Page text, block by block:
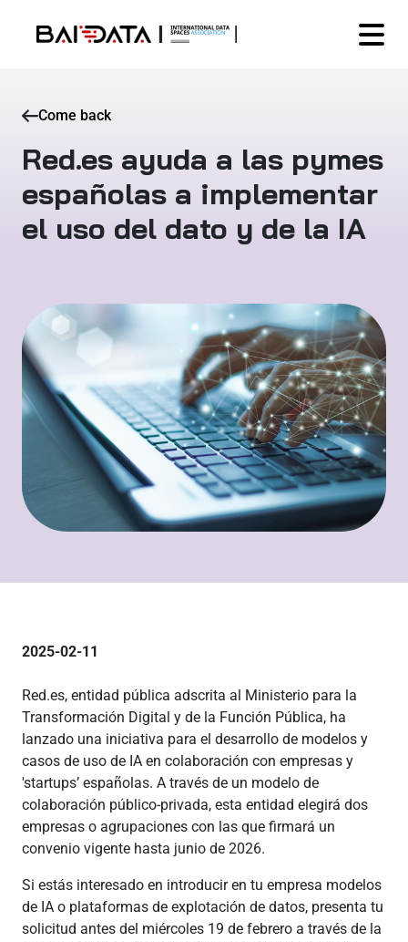
Come back
Red.es ayuda a las pymes
españolas a implementar
el uso del dato y de la IA
2025-02-11
Red.es, entidad pública adscrita al Ministerio para la
Transformación Digital y de la Función Pública, ha
lanzado una iniciativa para el desarrollo de modelos y
casos de uso de IA en colaboración con empresas y
'startups’ españolas. A través de un modelo de
colaboración público-privada, esta entidad elegirá dos
empresas o agrupaciones con las que firmará un
convenio vigente hasta junio de 2026.
Si estás interesado en introducir en tu empresa modelos
de IA o plataformas de explotación de datos, presenta tu
solicitud antes del miércoles 19 de febrero a través de la